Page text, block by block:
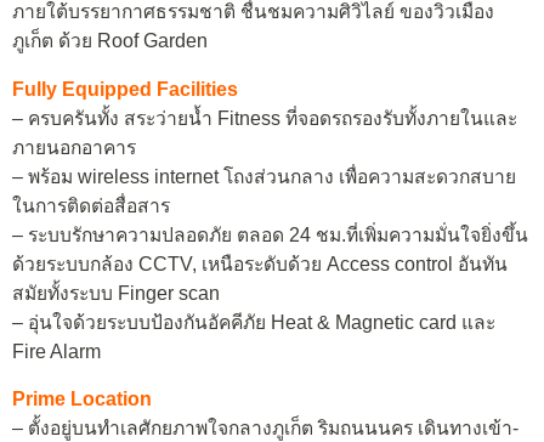
ภายใต้บรรยากาศธรรมชาติ ชื่นชมความศิวิไลย์ ของวิวเมือง
ภูเก็ต ด้วย Roof Garden
Fully Equipped Facilities
– ครบครันทั้ง สระว่ายน้ำ Fitness ที่จอดรถรองรับทั้งภายในและ
ภายนอกอาคาร
– พร้อม wireless internet โถงส่วนกลาง เพื่อความสะดวกสบาย
ในการติดต่อสื่อสาร
– ระบบรักษาความปลอดภัย ตลอด 24 ชม.ที่เพิ่มความมั่นใจยิ่งขึ้น
ด้วยระบบกล้อง CCTV, เหนือระดับด้วย Access control อันทัน
สมัยทั้งระบบ Finger scan
– อุ่นใจด้วยระบบป้องกันอัคคีภัย Heat & Magnetic card และ
Fire Alarm
Prime Location
– ตั้งอยู่บนทำเลศักยภาพใจกลางภูเก็ต ริมถนนนคร เดินทางเข้า-